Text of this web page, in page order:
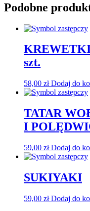
Podobne
szt.
58,00 zł Dodaj do
TATAR
I
59,00 zł Dodaj do
SUKIYAKI
59,00 zł Dodaj do